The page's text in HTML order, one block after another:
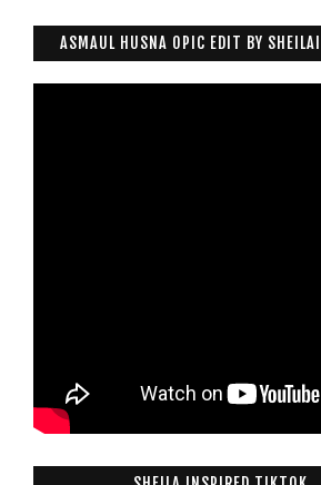
ASMAUL HUSNA OPIC EDIT BY